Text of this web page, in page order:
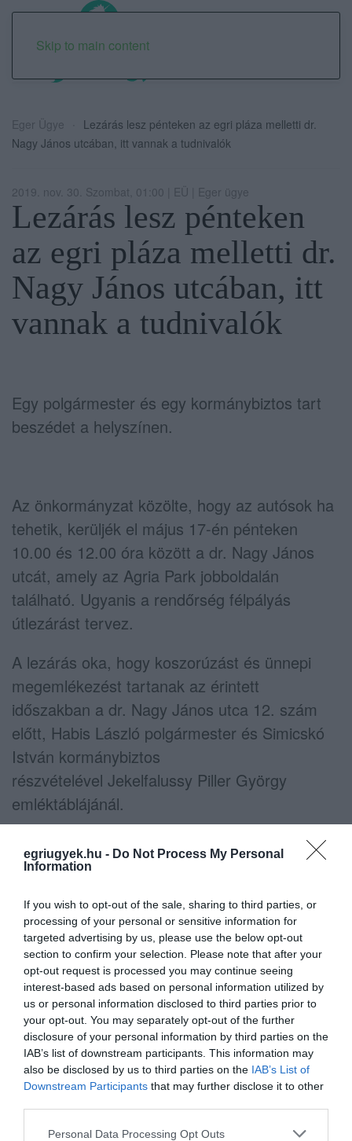
egriugyek.hu - Do Not Process My Personal
Information
If you wish to opt-out of the sale, sharing to third parties, or
processing of your personal or sensitive information for
targeted advertising by us, please use the below opt-out
section to confirm your selection. Please note that after your
opt-out request is processed you may continue seeing
interest-based ads based on personal information utilized by
us or personal information disclosed to third parties prior to
your opt-out. You may separately opt-out of the further
disclosure of your personal information by third parties on the
IAB’s list of downstream participants. This information may
also be disclosed by us to third parties on the IAB’s List of
Downstream Participants that may further disclose it to other
Please note that this website/app uses one or more Google
Personal Data Processing Opt Outs
Skip to main content
Eger Ügye
Lezárás lesz pénteken az egri pláza melletti dr.
Nagy János utcában, itt vannak a tudnivalók
2019. nov. 30. Szombat, 01:00 | EÜ | Eger ügye
Lezárás lesz pénteken
az egri pláza melletti dr.
Nagy János utcában, itt
vannak a tudnivalók
Egy polgármester és egy kormánybiztos tart
beszédet a helyszínen.
Az önkormányzat közölte, hogy az autósok ha
tehetik, kerüljék el május 17-én pénteken
10.00 és 12.00 óra között a dr. Nagy János
utcát, amely az Agria Park jobboldalán
található. Ugyanis a rendőrség félpályás
útlezárást tervez.
A lezárás oka, hogy koszorúzást és ünnepi
megemlékezést tartanak az érintett
időszakban a dr. Nagy János utca 12. szám
előtt, Habis László polgármester és Simicskó
István kormánybiztos
részvételével Jekelfalussy Piller György
emléktáblájánál.
bennünket az EGRI ÜGYEK Google Hírek oldalán!
VISSZA A FŐOLDALRA
Legfrissebb híreink